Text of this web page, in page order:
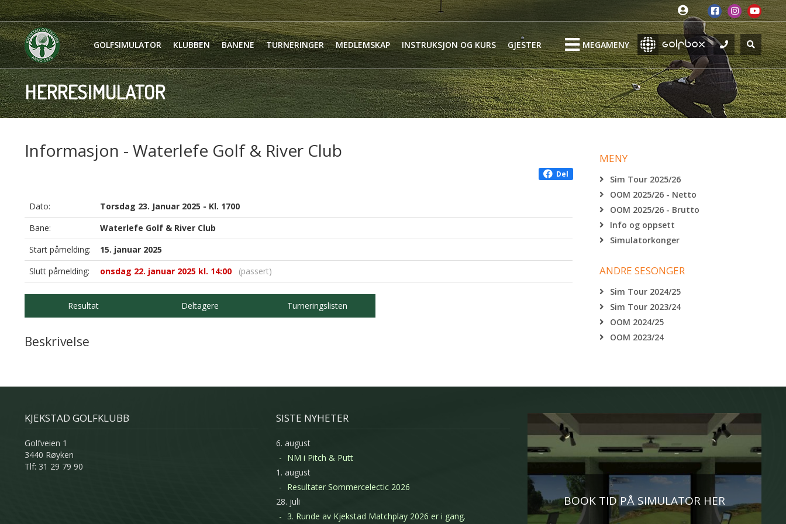
GOLFSIMULATOR KLUBBEN BANENE TURNERINGER MEDLEMSKAP INSTRUKSJON OG KURS GJESTER MEGAMENY
HERRESIMULATOR
Informasjon - Waterlefe Golf & River Club
Del
Dato:
Torsdag 23. Januar 2025 - Kl. 1700
Bane:
Waterlefe Golf & River Club
Start påmelding:
15. januar 2025
Slutt påmelding:
onsdag 22. januar 2025 kl. 14:00 (passert)
Resultat Deltagere Turneringslisten
Beskrivelse
MENY
Sim Tour 2025/26
OOM 2025/26 - Netto
OOM 2025/26 - Brutto
Info og oppsett
Simulatorkonger
ANDRE SESONGER
Sim Tour 2024/25
Sim Tour 2023/24
OOM 2024/25
OOM 2023/24
KJEKSTAD GOLFKLUBB
Golfveien 1
3440 Røyken
Tlf: 31 29 79 90
SISTE NYHETER
6. august
NM i Pitch & Putt
1. august
Resultater Sommercelectic 2026
28. juli
3. Runde av Kjekstad Matchplay 2026 er i gang.
BOOK TID PÅ SIMULATOR HER